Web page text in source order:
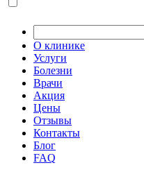
О клинике
Услуги
Болезни
Врачи
Акция
Цены
Отзывы
Контакты
Блог
FAQ